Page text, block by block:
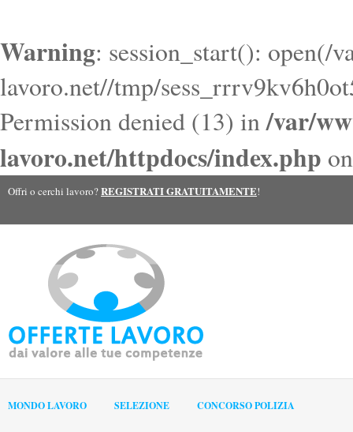
Warning: session_start(): open(/
lavoro.net//tmp/
Permission denied (13) in/var/
lavoro.net/httpdocs/index.php
Offri o cerchi lavoro?REGISTRATI GRATUITAMENTE!
MONDO LAVORO SELEZIONE CONCORSO POLIZIA